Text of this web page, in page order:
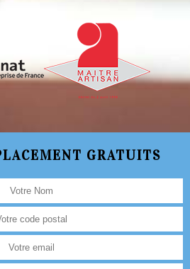
GRATUITS